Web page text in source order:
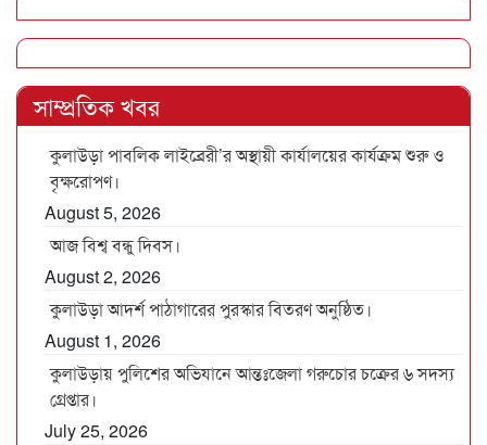
সাম্প্রতিক খবর
কুলাউড়া পাবলিক লাইব্রেরী’র অস্থায়ী কার্যালয়ের কার্যক্রম শুরু ও
বৃক্ষরোপণ।
August 5, 2026
আজ বিশ্ব বন্ধু দিবস।
August 2, 2026
কুলাউড়া আদর্শ পাঠাগারের পুরস্কার বিতরণ অনুষ্ঠিত।
August 1, 2026
কুলাউড়ায় পুলিশের অভিযানে আন্তঃজেলা গরুচোর চক্রের ৬ সদস্য
গ্রেপ্তার।
July 25, 2026